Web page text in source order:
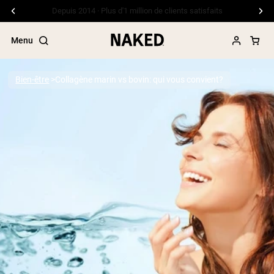
Depuis 2014 · Plus d'1 million de clients satisfaits
Menu
PROTÉINES EN POUDREMeilleure Vente
Protéine de pois
Protéine de Whey en Poudre
Peptides de collagène
Bien-être Collagène marin vs bovin: qui vous convient?